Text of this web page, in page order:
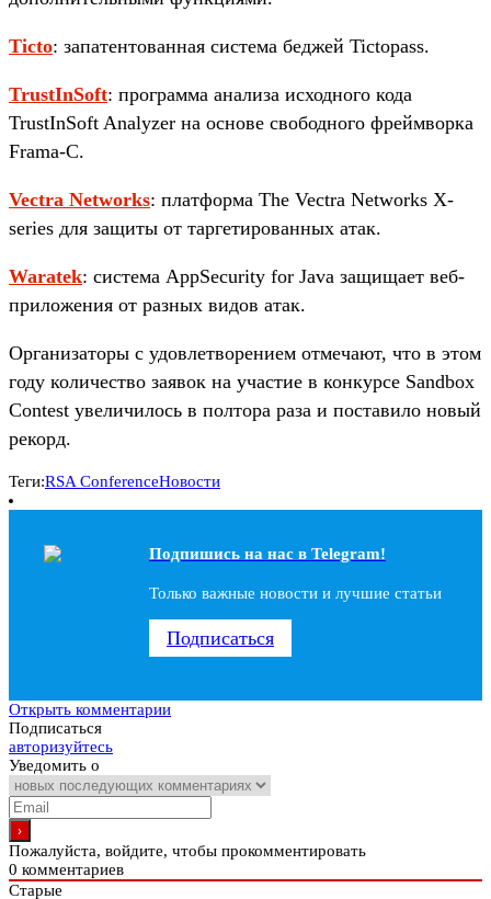
Ticto: запатентованная система беджей Tictopass.
TrustInSoft: программа анализа исходного кода
TrustInSoft Analyzer на основе свободного фреймворка
Frama-C.
Vectra Networks: платформа The Vectra Networks X-
series для защиты от таргетированных атак.
Waratek: система AppSecurity for Java защищает веб-
приложения от разных видов атак.
Организаторы с удовлетворением отмечают, что в этом
году количество заявок на участие в конкурсе Sandbox
Contest увеличилось в полтора раза и поставило новый
рекорд.
Теги:RSA ConferenceНовости
Подпишись на наc в Telegram!
Только важные новости и лучшие статьи
Подписаться
Открыть комментарии
Подписаться
авторизуйтесь
Уведомить о
Пожалуйста, войдите, чтобы прокомментировать
0 комментариев
Старые